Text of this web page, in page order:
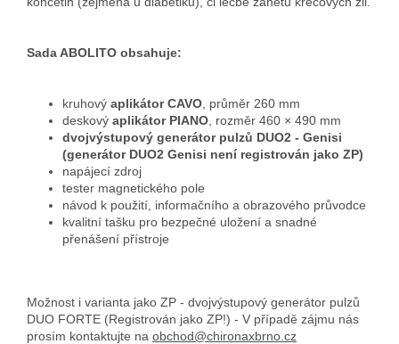
Sada ABOLITO obsahuje:
kruhový aplikátor CAVO , průměr 260 mm
deskový aplikátor PIANO , rozměr 460 × 490 mm
dvojvýstupový generátor pulzů DUO2 - Genisi
(generátor DUO2 Genisi není registrován jako ZP)
napájecí zdroj
tester magnetického pole
návod k použití, informačního a obrazového průvodce
kvalitní tašku pro bezpečné uložení a snadné
přenášení přístroje
Možnost i varianta jako ZP - dvojvýstupový generátor pulzů
DUO FORTE (Registrován jako ZP!) - V případě zájmu nás
prosím kontaktujte na obchod@chironaxbrno.cz